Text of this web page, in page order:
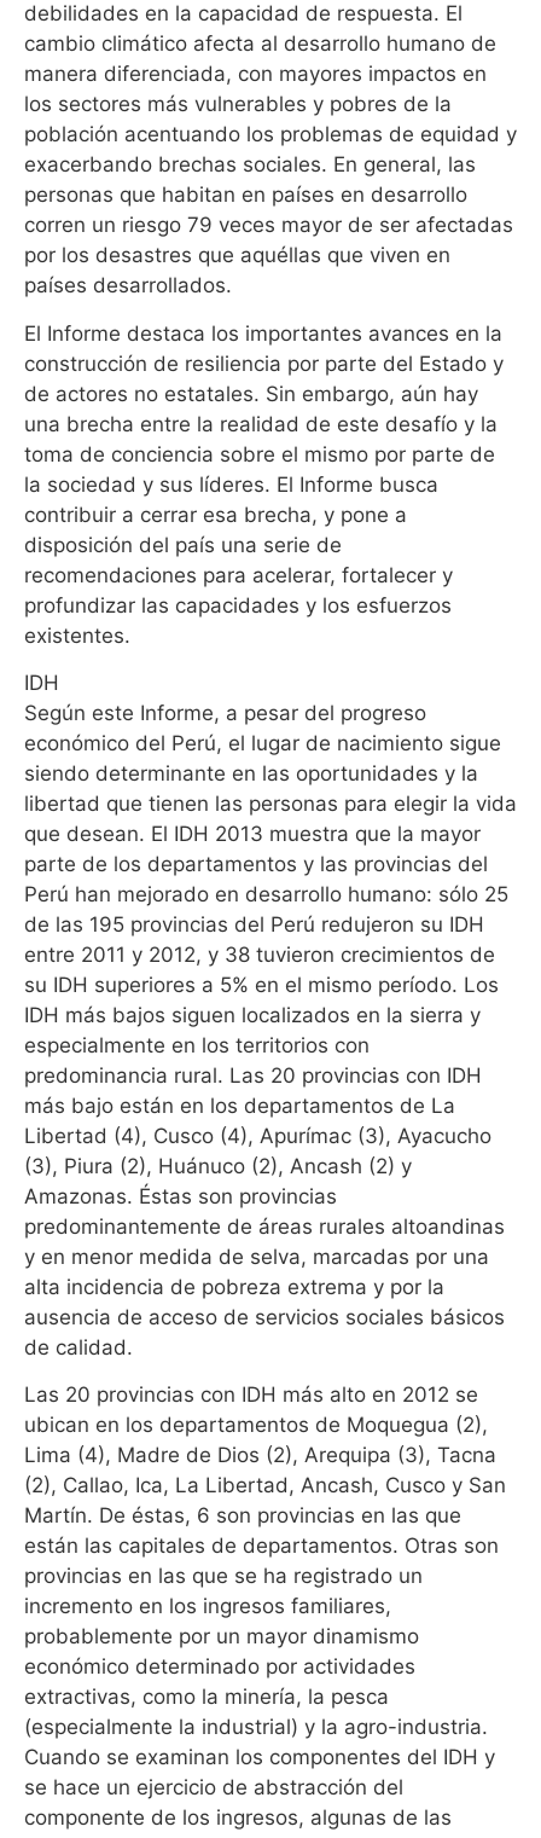
debilidades en la capacidad de respuesta. El
cambio climático afecta al desarrollo humano de
manera diferenciada, con mayores impactos en
los sectores más vulnerables y pobres de la
población acentuando los problemas de equidad y
exacerbando brechas sociales. En general, las
personas que habitan en países en desarrollo
corren un riesgo 79 veces mayor de ser afectadas
por los desastres que aquéllas que viven en
países desarrollados.
El Informe destaca los importantes avances en la
construcción de resiliencia por parte del Estado y
de actores no estatales. Sin embargo, aún hay
una brecha entre la realidad de este desafío y la
toma de conciencia sobre el mismo por parte de
la sociedad y sus líderes. El Informe busca
contribuir a cerrar esa brecha, y pone a
disposición del país una serie de
recomendaciones para acelerar, fortalecer y
profundizar las capacidades y los esfuerzos
existentes.
IDH
Según este Informe, a pesar del progreso
económico del Perú, el lugar de nacimiento sigue
siendo determinante en las oportunidades y la
libertad que tienen las personas para elegir la vida
que desean. El IDH 2013 muestra que la mayor
parte de los departamentos y las provincias del
Perú han mejorado en desarrollo humano: sólo 25
de las 195 provincias del Perú redujeron su IDH
entre 2011 y 2012, y 38 tuvieron crecimientos de
su IDH superiores a 5% en el mismo período. Los
IDH más bajos siguen localizados en la sierra y
especialmente en los territorios con
predominancia rural. Las 20 provincias con IDH
más bajo están en los departamentos de La
Libertad (4), Cusco (4), Apurímac (3), Ayacucho
(3), Piura (2), Huánuco (2), Ancash (2) y
Amazonas. Éstas son provincias
predominantemente de áreas rurales altoandinas
y en menor medida de selva, marcadas por una
alta incidencia de pobreza extrema y por la
ausencia de acceso de servicios sociales básicos
de calidad.
Las 20 provincias con IDH más alto en 2012 se
ubican en los departamentos de Moquegua (2),
Lima (4), Madre de Dios (2), Arequipa (3), Tacna
(2), Callao, Ica, La Libertad, Ancash, Cusco y San
Martín. De éstas, 6 son provincias en las que
están las capitales de departamentos. Otras son
provincias en las que se ha registrado un
incremento en los ingresos familiares,
probablemente por un mayor dinamismo
económico determinado por actividades
extractivas, como la minería, la pesca
(especialmente la industrial) y la agro-industria.
Cuando se examinan los componentes del IDH y
se hace un ejercicio de abstracción del
componente de los ingresos, algunas de las